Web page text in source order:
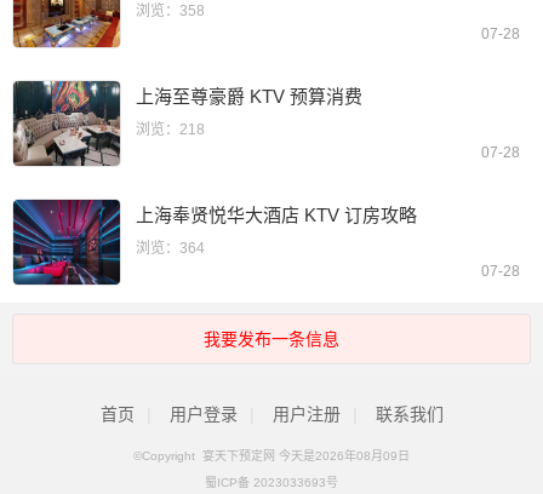
浏览：358
07-28
上海至尊豪爵 KTV 预算消费
浏览：218
07-28
上海奉贤悦华大酒店 KTV 订房攻略
浏览：364
07-28
我要发布一条信息
首页 用户登录 用户注册 联系我们
©Copyright 宴天下预定网 今天是2026年08月09日
蜀ICP备 2023033693号